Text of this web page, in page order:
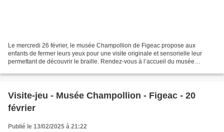
Le mercredi 26 février, le musée Champollion de Figeac propose aux
enfants de fermer leurs yeux pour une visite originale et sensorielle leur
permettant de découvrir le braille. Rendez-vous à l’accueil du musée
Visite-jeu - Musée Champollion - Figeac - 20
février
Publié le 13/02/2025 à 21:22